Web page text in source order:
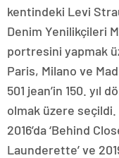
kentindeki Levi
Denim Yenilikçileri
portresini yapmak
Paris, Milano ve
501 jean’in 150. yıl
olmak üzere
2016’da ‘Behind
Launderette’ ve